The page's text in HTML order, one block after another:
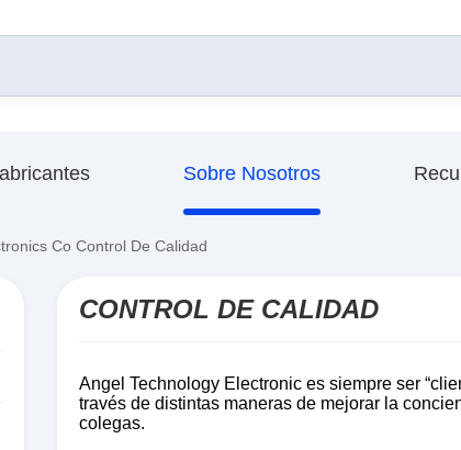
Sobre Nosotros
Co Control De Calidad
CONTROL DE CALIDAD
Angel Technology Electronic es siempre ser
través de distintas maneras de mejorar la
colegas.